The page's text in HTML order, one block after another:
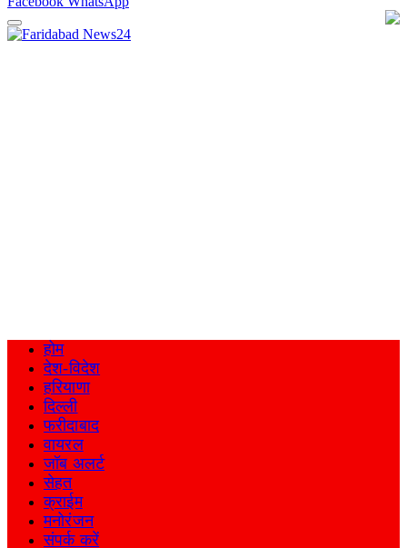
होम
देश-विदेश
हरियाणा
दिल्ली
फरीदाबाद
वायरल
जॉब अलर्ट
सेहत
क्राईम
मनोरंजन
संपर्क करें